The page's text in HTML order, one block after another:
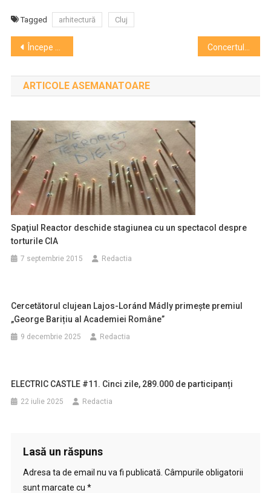
Tagged arhitectură Cluj
Navigare
în
articole
Începe Festivalul Naţional de Teatru. Au fost selectate 30 de producţii din România şi trei spectacole din străinătate Concertul Școlii clujene de chitară clasică
ARTICOLE ASEMANATOARE
Spaţiul Reactor deschide stagiunea cu un spectacol despre
torturile CIA
7 septembrie 2015 Redactia
Cercetătorul clujean Lajos-Loránd Mádly primește premiul
„George Barițiu al Academiei Române”
9 decembrie 2025 Redactia
ELECTRIC CASTLE #11. Cinci zile, 289.000 de participanți
22 iulie 2025 Redactia
Lasă un răspuns
Adresa ta de email nu va fi publicată. Câmpurile obligatorii
sunt marcate cu *